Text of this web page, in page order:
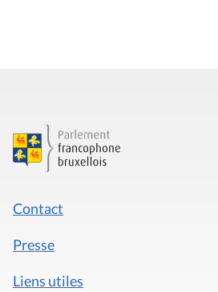
Contact
Presse
Liens utiles